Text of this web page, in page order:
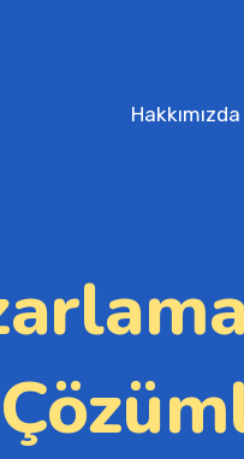
Hakkımızda